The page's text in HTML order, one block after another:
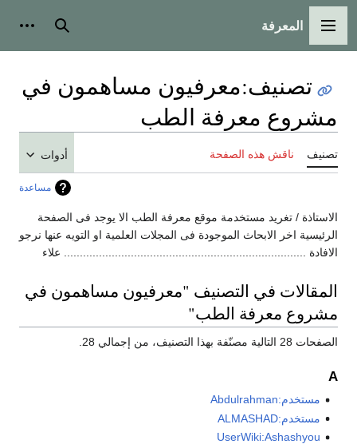
القائمة الرئيسية
المعرفة بحث
تصنيف:معرفيون مساهمون في
مشروع معرفة الطب
تصنيف ناقش هذه الصفحة أدوات
مساعدة
الاستاذة / تغريد مستخدمة موقع معرفة الطب الا يوجد فى الصفحة
الرئيسية اخر الابحاث الموجودة فى المجلات العلمية او التويه عنها نرجو
الافادة ............................................................................ علاء
المقالات في التصنيف "معرفيون مساهمون في
مشروع معرفة الطب"
الصفحات 28 التالية مصنّفة بهذا التصنيف، من إجمالي 28.
A
مستخدم:Abdulrahman
مستخدم:ALMASHAD
UserWiki:Ashashyou